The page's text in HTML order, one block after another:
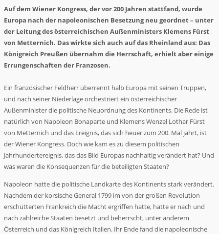
Auf dem Wiener Kongress, der vor 200 Jahren stattfand, wurde
Europa nach der napoleonischen Besetzung neu geordnet – unter
der Leitung des österreichischen Außenministers Klemens Fürst
von Metternich. Das wirkte sich auch auf das Rheinland aus: Das
Königreich Preußen übernahm die Herrschaft, erhielt aber einige
Errungenschaften der Franzosen.
Ein französischer Feldherr überrennt halb Europa mit seinen Truppen,
und nach seiner Niederlage orchestriert ein österreichischer
Außenminister die politische Neuordnung des Kontinents. Die Rede ist
natürlich von Napoleon Bonaparte und Klemens Wenzel Lothar Fürst
von Metternich und das Ereignis, das sich heuer zum 200. Mal jährt, ist
der Wiener Kongress. Doch wie kam es zu diesem politischen
Jahrhundertereignis, das das Bild Europas nachhaltig verändert hat? Und
was waren die Konsequenzen für die beteiligten Staaten?
Napoleon hatte die politische Landkarte des Kontinents stark verändert.
Nachdem der korsische General 1799 im von der großen Revolution
erschütterten Frankreich die Macht ergriffen hatte, hatte er nach und
nach zahlreiche Staaten besetzt und beherrscht, unter anderem
Österreich und das Königreich Italien. Ihr Ende fand die napoleonische